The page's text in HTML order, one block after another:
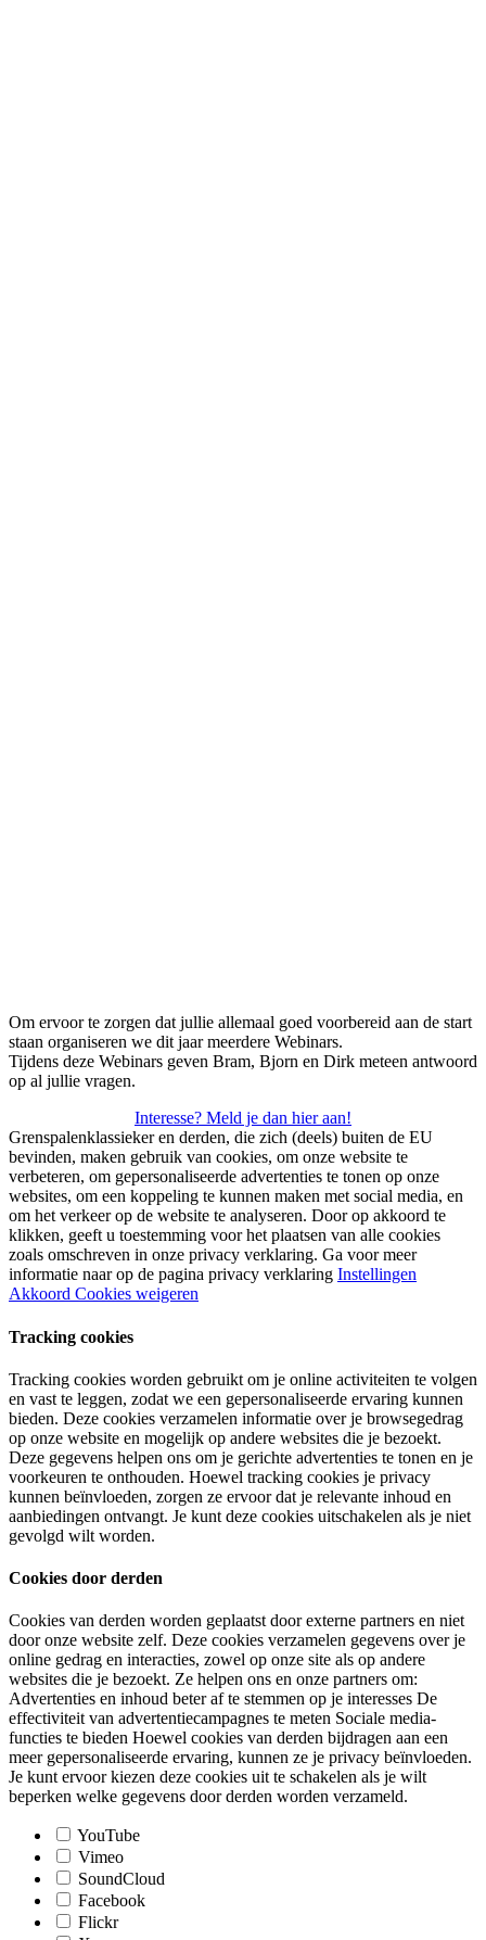
Om ervoor te zorgen dat jullie allemaal goed voorbereid aan de start
staan organiseren we dit jaar meerdere Webinars.
Tijdens deze Webinars geven Bram, Bjorn en Dirk meteen antwoord
op al jullie vragen.
Interesse? Meld je dan hier aan!
Grenspalenklassieker en derden, die zich (deels) buiten de EU
bevinden, maken gebruik van cookies, om onze website te
verbeteren, om gepersonaliseerde advertenties te tonen op onze
websites, om een koppeling te kunnen maken met social media, en
om het verkeer op de website te analyseren. Door op akkoord te
klikken, geeft u toestemming voor het plaatsen van alle cookies
zoals omschreven in onze privacy verklaring. Ga voor meer
informatie naar op de pagina privacy verklaring Instellingen
Akkoord Cookies weigeren
Tracking cookies
Tracking cookies worden gebruikt om je online activiteiten te volgen
en vast te leggen, zodat we een gepersonaliseerde ervaring kunnen
bieden. Deze cookies verzamelen informatie over je browsegedrag
op onze website en mogelijk op andere websites die je bezoekt.
Deze gegevens helpen ons om je gerichte advertenties te tonen en je
voorkeuren te onthouden. Hoewel tracking cookies je privacy
kunnen beïnvloeden, zorgen ze ervoor dat je relevante inhoud en
aanbiedingen ontvangt. Je kunt deze cookies uitschakelen als je niet
gevolgd wilt worden.
Cookies door derden
Cookies van derden worden geplaatst door externe partners en niet
door onze website zelf. Deze cookies verzamelen gegevens over je
online gedrag en interacties, zowel op onze site als op andere
websites die je bezoekt. Ze helpen ons en onze partners om:
Advertenties en inhoud beter af te stemmen op je interesses De
effectiviteit van advertentiecampagnes te meten Sociale media-
functies te bieden Hoewel cookies van derden bijdragen aan een
meer gepersonaliseerde ervaring, kunnen ze je privacy beïnvloeden.
Je kunt ervoor kiezen deze cookies uit te schakelen als je wilt
beperken welke gegevens door derden worden verzameld.
YouTube
Vimeo
SoundCloud
Facebook
Flickr